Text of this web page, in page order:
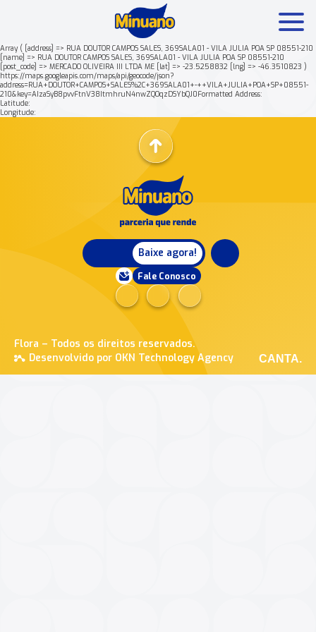
Array ( [address] => RUA DOUTOR CAMPOS SALES, 369SALA01 - VILA JULIA POA SP 08551-210
[name] => RUA DOUTOR CAMPOS SALES, 369SALA01 - VILA JULIA POA SP 08551-210
[post_code] => MERCADO OLIVEIRA III LTDA ME [lat] => -23.5258832 [lng] => -46.3510823 )
https://maps.googleapis.com/maps/api/geocode/json?
address=RUA+DOUTOR+CAMPOS+SALES%2C+369SALA01+-++VILA+JULIA+POA+SP+08551-
210&key=AIzaSyB8pvvFtnV38ItmhruN4nwZQOqzDSYbQJ0Formatted Address:
Latitude:
Longitude:
Baixe agora!
Fale Conosco
Flora – Todos os direitos reservados.
Desenvolvido por OKN Technology Agency
CANTA.
Mais buscados: Produtos Minuano Rende +
Nossa história